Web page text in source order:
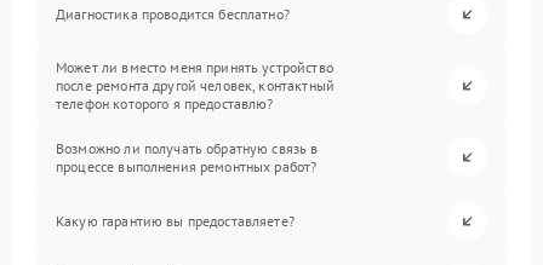
Диагностика проводится бесплатно?
Может ли вместо меня принять устройство
после ремонта другой человек, контактный
телефон которого я предоставлю?
Возможно ли получать обратную связь в
процессе выполнения ремонтных работ?
Какую гарантию вы предоставляете?